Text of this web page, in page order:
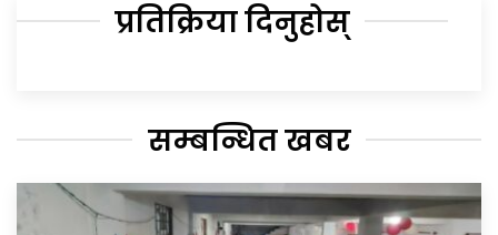
प्रतिक्रिया दिनुहोस्
सम्बन्धित खबर